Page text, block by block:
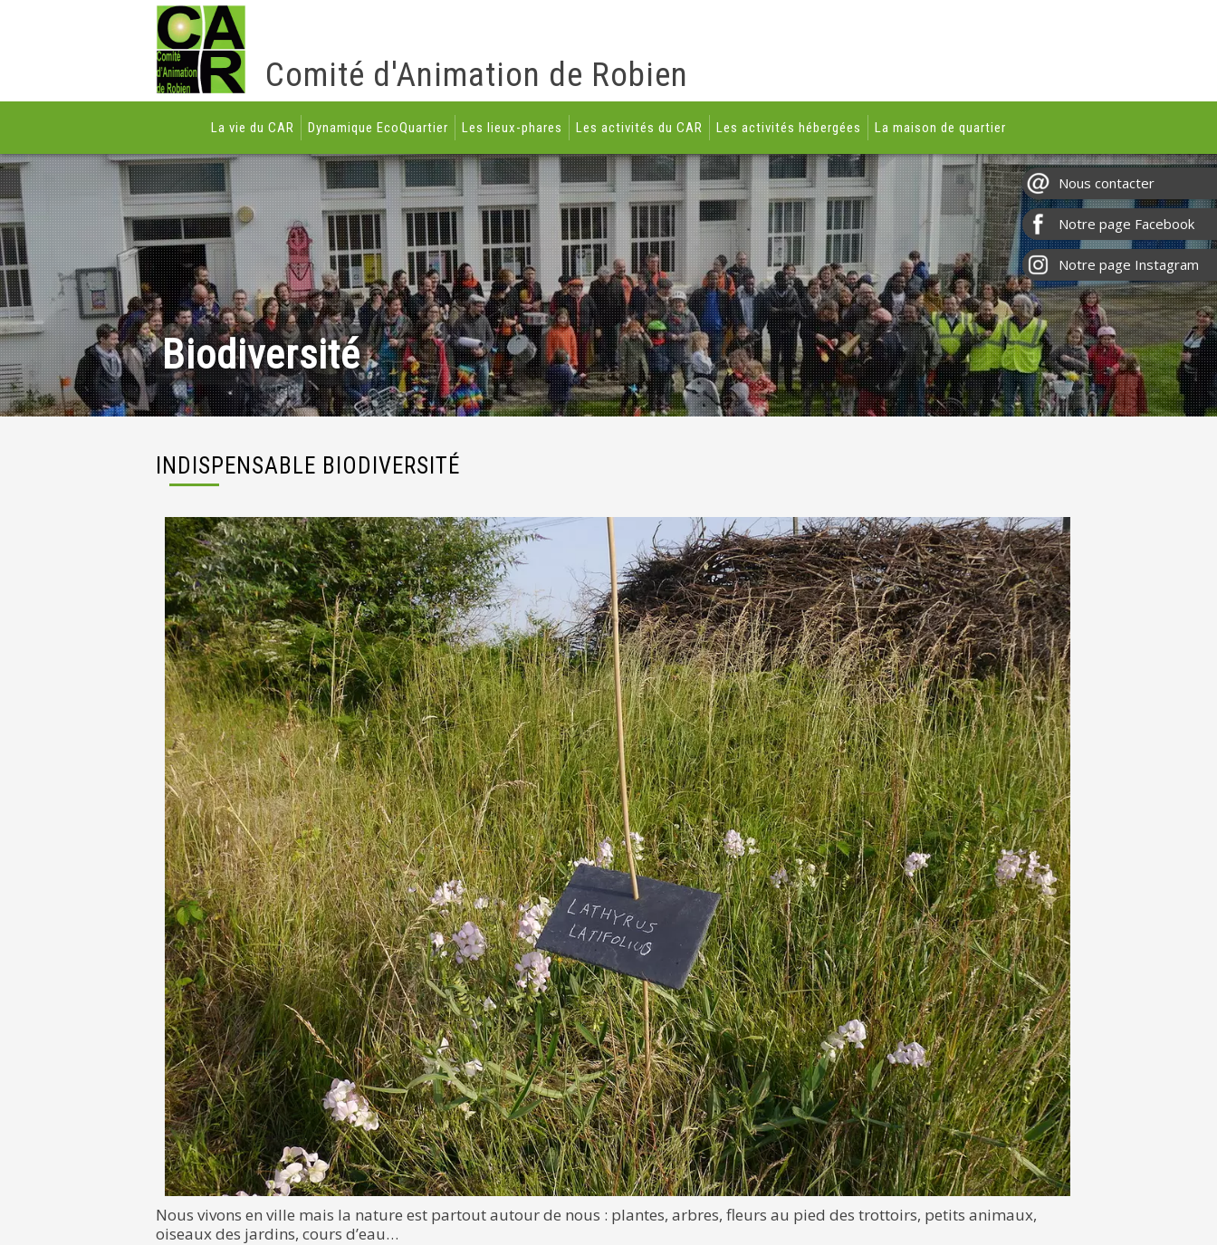
Comité d'Animation de Robien
La vie du CAR Dynamique EcoQuartier Les lieux-phares Les activités du CAR Les activités hébergées La maison de quartier
Biodiversité
INDISPENSABLE BIODIVERSITÉ
Nous vivons en ville mais la nature est partout autour de nous : plantes, arbres, fleurs au pied des trottoirs, petits animaux,
oiseaux des jardins, cours d’eau…